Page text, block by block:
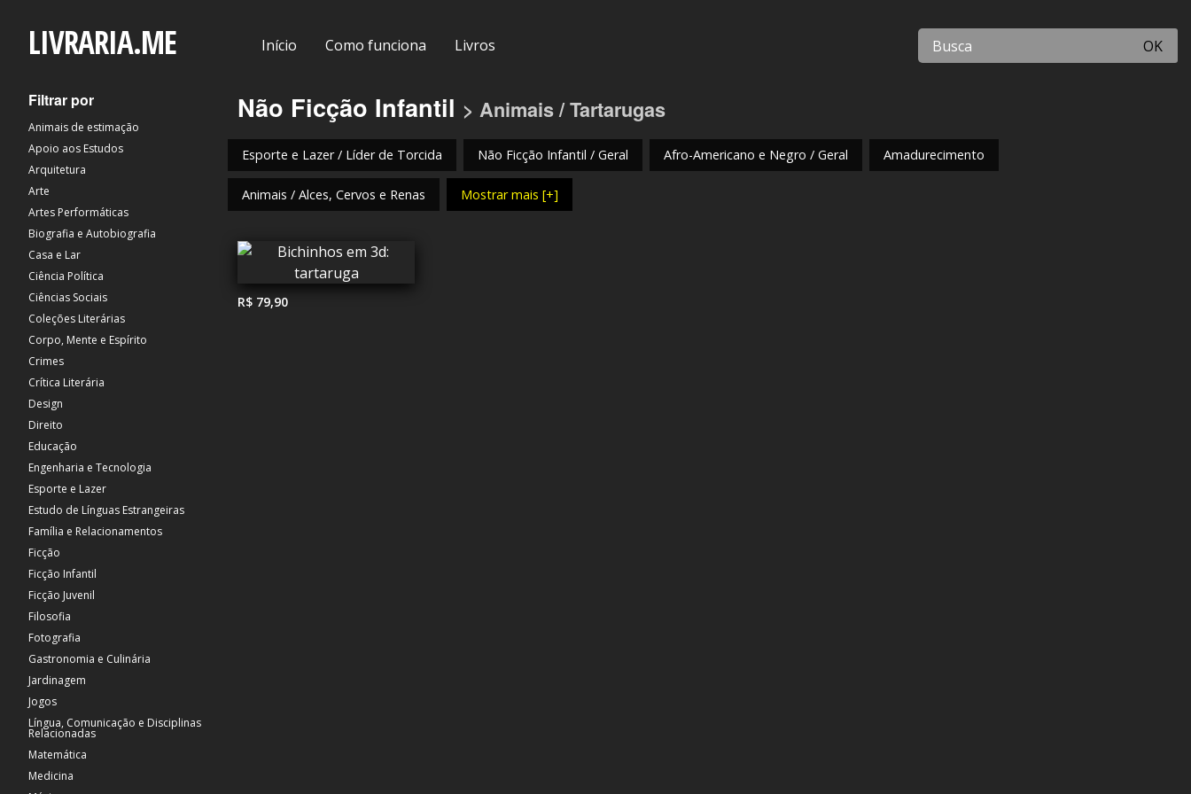
LIVRARIA.ME Início Como funciona Livros OK
Filtrar por
Animais de estimação
Apoio aos Estudos
Arquitetura
Arte
Artes Performáticas
Biografia e Autobiografia
Casa e Lar
Ciência Política
Ciências Sociais
Coleções Literárias
Corpo, Mente e Espírito
Crimes
Crítica Literária
Design
Direito
Educação
Engenharia e Tecnologia
Esporte e Lazer
Estudo de Línguas Estrangeiras
Família e Relacionamentos
Ficção
Ficção Infantil
Ficção Juvenil
Filosofia
Fotografia
Gastronomia e Culinária
Jardinagem
Jogos
Língua, Comunicação e Disciplinas
Relacionadas
Matemática
Medicina
Não Ficção Infantil > Animais / Tartarugas
Esporte e Lazer / Líder de Torcida Não Ficção Infantil / Geral Afro-Americano e Negro / Geral Amadurecimento
Animais / Alces, Cervos e Renas Mostrar mais [+]
R$ 79,90